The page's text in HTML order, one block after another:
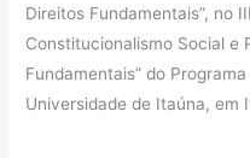
Direitos Fundamentais”, no
Constitucionalismo Social e
Fundamentais” do
Universidade de Itaúna, em